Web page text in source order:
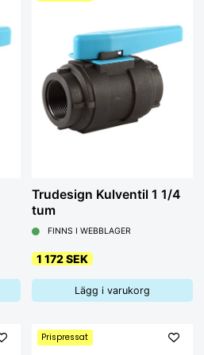
Trudesign Kulventil 1 1/4
tum
FINNS I WEBBLAGER
1 172 SEK
Lägg i varukorg
Prispressat